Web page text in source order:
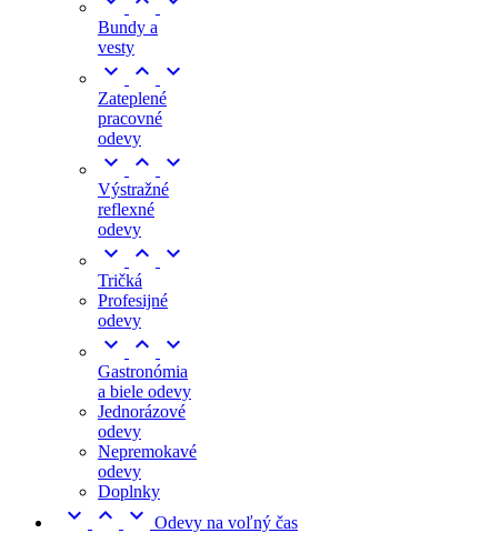
Bundy a
vesty
  
Zateplené
pracovné
odevy
  
Výstražné
reflexné
odevy
  
Tričká
Profesijné
odevy
  
Gastronómia
a biele odevy
Jednorázové
odevy
Nepremokavé
odevy
Doplnky
   Odevy na voľný čas